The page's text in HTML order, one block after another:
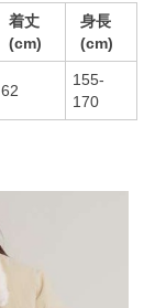
着丈
(cm)
身長
(cm)
62
155-
170